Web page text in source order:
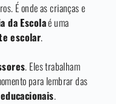
É onde as crianças e
da Escolaé uma
escolar.
. Eles trabalham
para lembrar das
.